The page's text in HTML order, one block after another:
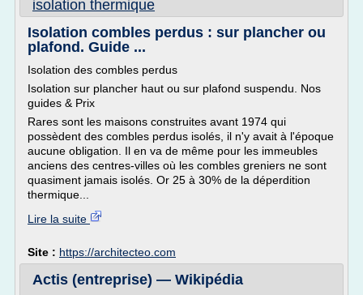
isolation thermique
Isolation combles perdus : sur plancher ou
plafond. Guide ...
Isolation des combles perdus
Isolation sur plancher haut ou sur plafond suspendu. Nos
guides & Prix
Rares sont les maisons construites avant 1974 qui
possèdent des combles perdus isolés, il n'y avait à l'époque
aucune obligation. Il en va de même pour les immeubles
anciens des centres-villes où les combles greniers ne sont
quasiment jamais isolés. Or 25 à 30% de la déperdition
thermique...
Lire la suite
Site : https://architecteo.com
Actis (entreprise) — Wikipédia